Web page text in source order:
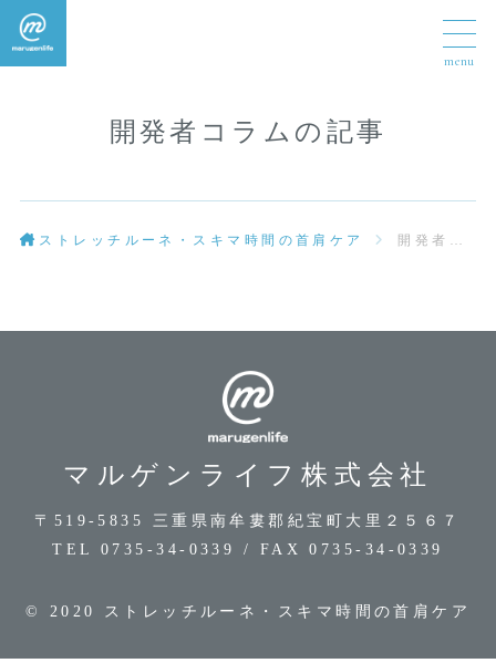
開発者コラムの記事
ストレッチルーネ・スキマ時間の首肩ケア 開発者コラム
マルゲンライフ株式会社
〒519-5835 三重県南牟婁郡紀宝町大里２５６７
TEL 0735-34-0339 / FAX 0735-34-0339
© 2020 ストレッチルーネ・スキマ時間の首肩ケア